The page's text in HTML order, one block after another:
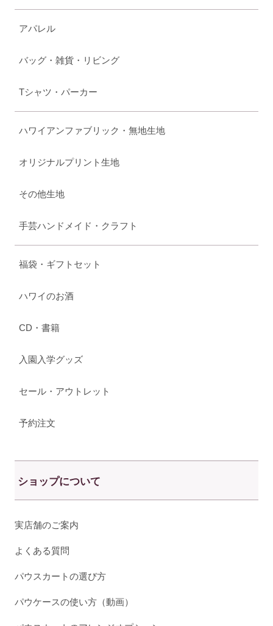
アパレル
バッグ・雑貨・リビング
Tシャツ・パーカー
ハワイアンファブリック・無地生地
オリジナルプリント生地
その他生地
手芸ハンドメイド・クラフト
福袋・ギフトセット
ハワイのお酒
CD・書籍
入園入学グッズ
セール・アウトレット
予約注文
ショップについて
実店舗のご案内
よくある質問
パウスカートの選び方
パウケースの使い方（動画）